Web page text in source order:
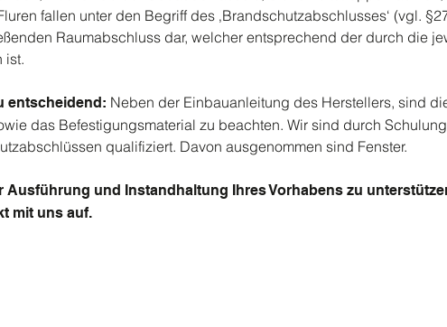
fallen unter den Begriff des ‚Brandschutzabschlusses‘ (vgl.
Raumabschluss dar, welcher entsprechend der durch die
ist.
entscheidend: Neben der Einbauanleitung des Herstellers, sind
das Befestigungsmaterial zu beachten. Wir sind durch
qualifiziert. Davon ausgenommen sind Fenster.
Ausführung und Instandhaltung Ihres Vorhabens zu
mit uns auf.